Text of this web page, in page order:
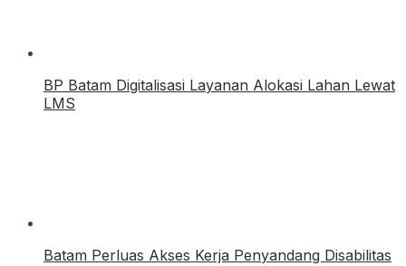
BP Batam Digitalisasi Layanan Alokasi Lahan Lewat
LMS
Batam Perluas Akses Kerja Penyandang Disabilitas